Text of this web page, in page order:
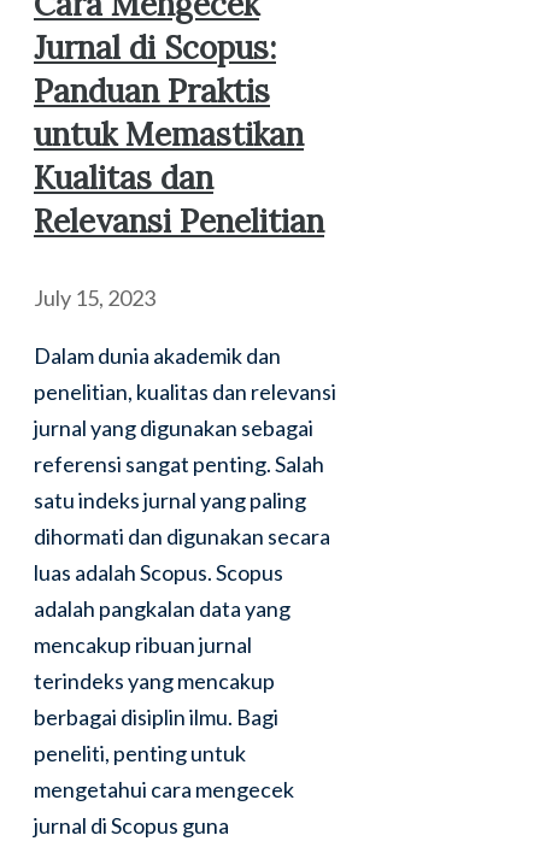
Jurnal di Scopus:
Panduan Praktis
untuk Memastikan
Kualitas dan
Relevansi Penelitian
July 15, 2023
Dalam dunia akademik dan
penelitian, kualitas dan relevansi
jurnal yang digunakan sebagai
referensi sangat penting. Salah
satu indeks jurnal yang paling
dihormati dan digunakan secara
luas adalah Scopus. Scopus
adalah pangkalan data yang
mencakup ribuan jurnal
terindeks yang mencakup
berbagai disiplin ilmu. Bagi
peneliti, penting untuk
mengetahui cara mengecek
jurnal di Scopus guna